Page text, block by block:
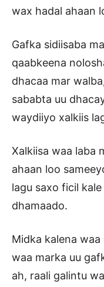
wax hadal ahaan
Gafka sidiisaba
qaabkeena
dhacaa mar
sababta uu
waydiiyo xalkiis
Xalkiisa waa laba
ahaan loo
lagu saxo ficil
dhamaado.
Midka kalena waa
waa marka uu
ah, raali galintu